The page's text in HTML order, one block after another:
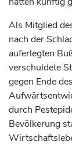
Als Mitglied
nach der
auferlegten
verschuldete
gegen Ende
durch
Bevölkerung